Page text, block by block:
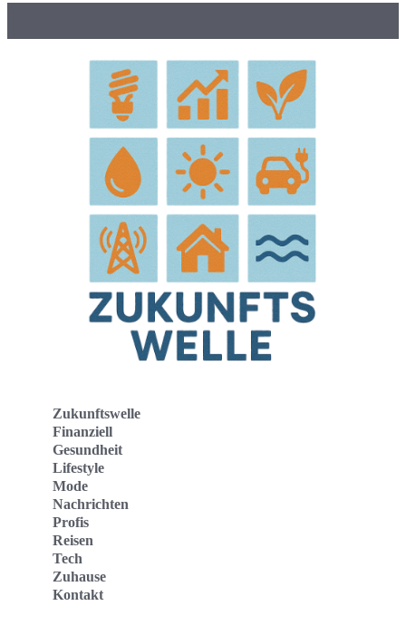
Zukunftswelle
Finanziell
Gesundheit
Lifestyle
Mode
Nachrichten
Profis
Reisen
Tech
Zuhause
Kontakt